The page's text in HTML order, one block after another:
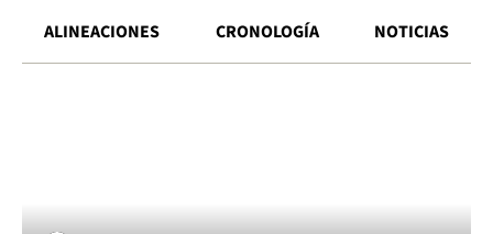
ALINEACIONES CRONOLOGÍA NOTICIAS